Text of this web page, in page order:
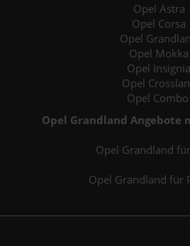
Opel Astra
Opel Corsa
Opel
Opel Mokka
Opel Insignia
Opel
Opel Combo
Opel Grandland Angebote
Opel Grandland
Opel Grandland für